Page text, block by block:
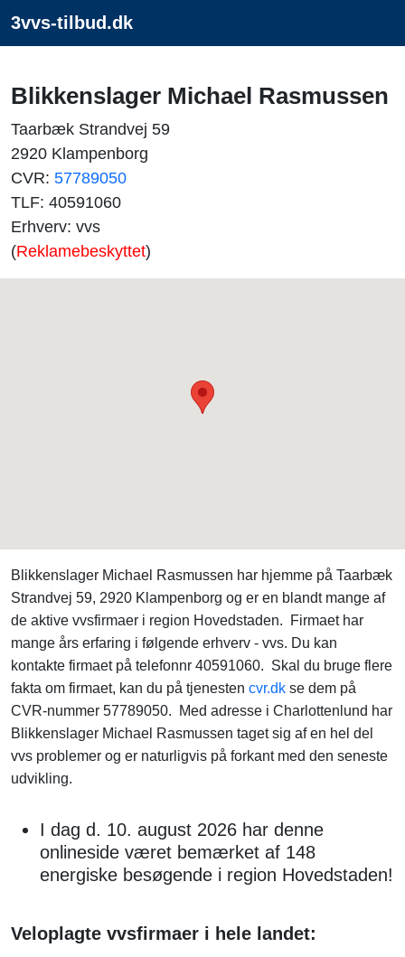
3vvs-tilbud.dk
Blikkenslager Michael Rasmussen
Taarbæk Strandvej 59
2920 Klampenborg
CVR: 57789050
TLF: 40591060
Erhverv: vvs
(Reklamebeskyttet)
Blikkenslager Michael Rasmussen har hjemme på Taarbæk
Strandvej 59, 2920 Klampenborg og er en blandt mange af
de aktive vvsfirmaer i region Hovedstaden. Firmaet har
mange års erfaring i følgende erhverv - vvs. Du kan
kontakte firmaet på telefonnr 40591060. Skal du bruge flere
fakta om firmaet, kan du på tjenesten cvr.dk se dem på
CVR-nummer 57789050. Med adresse i Charlottenlund har
Blikkenslager Michael Rasmussen taget sig af en hel del
vvs problemer og er naturligvis på forkant med den seneste
udvikling.
I dag d. 10. august 2026 har denne
onlineside været bemærket af 148
energiske besøgende i region Hovedstaden!
Veloplagte vvsfirmaer i hele landet: